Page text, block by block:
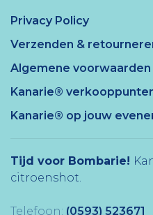
Privacy Policy
Verzenden &
Algemene voorwaarden
Kanarie®
Kanarie® op jouw
Tijd voor Bombarie!
citroenshot.
Telefoon: (0593) 523671